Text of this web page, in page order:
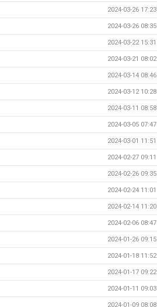
2024-03-26 17:23
2024-03-26 08:35
2024-03-22 15:31
2024-03-21 08:02
2024-03-14 08:46
2024-03-12 10:28
2024-03-11 08:58
2024-03-05 07:47
2024-03-01 11:51
2024-02-27 09:11
2024-02-26 09:35
2024-02-24 11:01
2024-02-14 11:20
2024-02-06 08:47
2024-01-26 09:15
2024-01-18 11:52
2024-01-17 09:22
2024-01-11 09:03
2024-01-09 08:08